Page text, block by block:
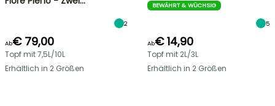
2
Ab€ 79,00
Topf mit 7,5L/10L
Erhältlich in 2 Größen
BEWÄHRT & WÜCHSIG
5
Ab€ 14,90
Topf mit 2L/3L
Erhältlich in 2 Größen